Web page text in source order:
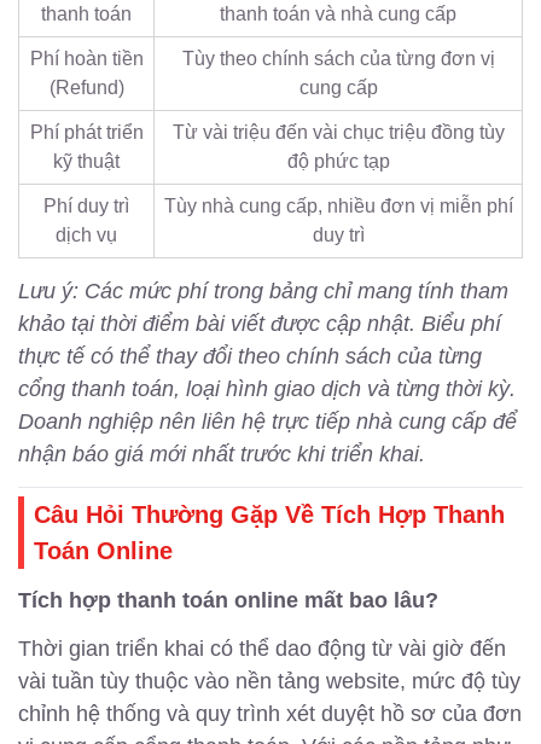
thanh toán
thanh toán và nhà cung cấp
Phí hoàn tiền
(Refund)
Tùy theo chính sách của từng đơn vị
cung cấp
Phí phát triển
kỹ thuật
Từ vài triệu đến vài chục triệu đồng tùy
độ phức tạp
Phí duy trì
dịch vụ
Tùy nhà cung cấp, nhiều đơn vị miễn phí
duy trì
Lưu ý: Các mức phí trong bảng chỉ mang tính tham
khảo tại thời điểm bài viết được cập nhật. Biểu phí
thực tế có thể thay đổi theo chính sách của từng
cổng thanh toán, loại hình giao dịch và từng thời kỳ.
Doanh nghiệp nên liên hệ trực tiếp nhà cung cấp để
nhận báo giá mới nhất trước khi triển khai.
Câu Hỏi Thường Gặp Về Tích Hợp Thanh
Toán Online
Tích hợp thanh toán online mất bao lâu?
Thời gian triển khai có thể dao động từ vài giờ đến
vài tuần tùy thuộc vào nền tảng website, mức độ tùy
chỉnh hệ thống và quy trình xét duyệt hồ sơ của đơn